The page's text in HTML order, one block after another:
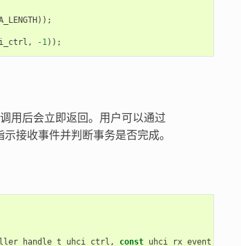
));
, -1));
用后会立即返回。用户可以通过
接收事件并判断事务是否完成。
uhci_ctrl , const uhci_rx_event_data_t